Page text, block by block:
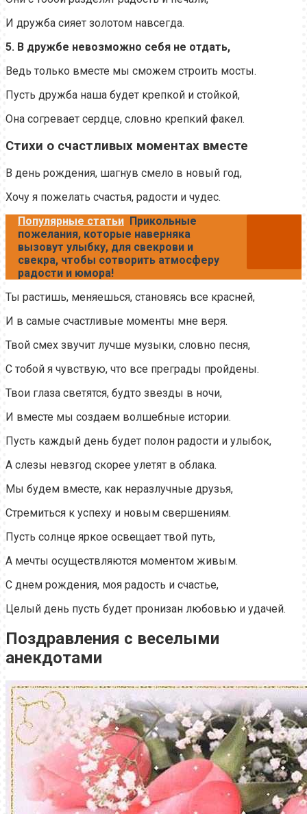
И дружба сияет золотом навсегда.
5. В дружбе невозможно себя не отдать,
Ведь только вместе мы сможем строить мосты.
Пусть дружба наша будет крепкой и стойкой,
Она согревает сердце, словно крепкий факел.
Стихи о счастливых моментах вместе
В день рождения, шагнув смело в новый год,
Хочу я пожелать счастья, радости и чудес.
Популярные статьи Прикольные
пожелания, которые наверняка
вызовут улыбку, для свекрови и
свекра, чтобы сотворить атмосферу
радости и юмора!
Ты растишь, меняешься, становясь все красней,
И в самые счастливые моменты мне веря.
Твой смех звучит лучше музыки, словно песня,
С тобой я чувствую, что все преграды пройдены.
Твои глаза светятся, будто звезды в ночи,
И вместе мы создаем волшебные истории.
Пусть каждый день будет полон радости и улыбок,
А слезы невзгод скорее улетят в облака.
Мы будем вместе, как неразлучные друзья,
Стремиться к успеху и новым свершениям.
Пусть солнце яркое освещает твой путь,
А мечты осуществляются моментом живым.
С днем рождения, моя радость и счастье,
Целый день пусть будет пронизан любовью и удачей.
Поздравления с веселыми
анекдотами